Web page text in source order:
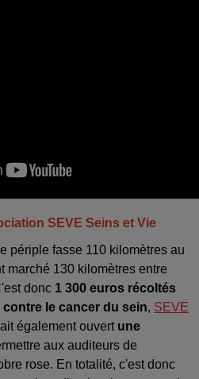
SEVE Seins et Vie
périple fasse 110 kilomètres au
marché 130 kilomètres entre
donc 1 300 euros récoltés
contre le cancer du sein, SEVE
également ouvert une
aux auditeurs de
rose. En totalité, c'est donc